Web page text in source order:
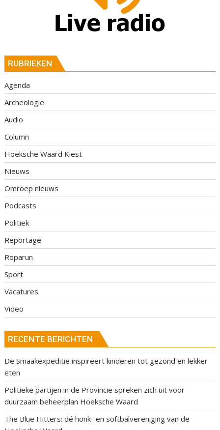
RUBRIEKEN
Agenda
Archeologie
Audio
Column
Hoeksche Waard Kiest
Nieuws
Omroep nieuws
Podcasts
Politiek
Reportage
Roparun
Sport
Vacatures
Video
RECENTE BERICHTEN
De Smaakexpeditie inspireert kinderen tot gezond en lekker
eten
Politieke partijen in de Provincie spreken zich uit voor
duurzaam beheerplan Hoeksche Waard
The Blue Hitters: dé honk- en softbalvereniging van de